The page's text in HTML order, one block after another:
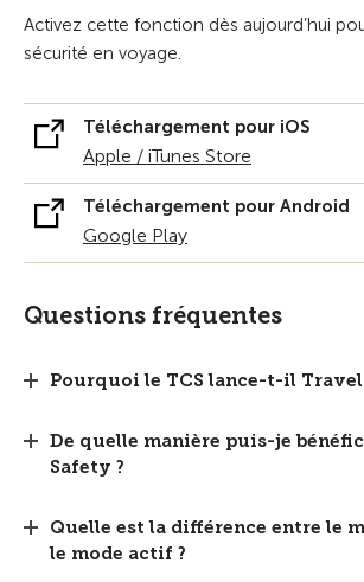
Activez cette fonction dès aujourd’hui
sécurité en voyage.
Téléchargement pour iOS
Apple / iTunes Store
Téléchargement pour Android
Google Play
Questions fréquentes
Pourquoi le TCS lance-t-il Travel
De quelle manière puis-je
Safety ?
Quelle est la différence entre le
le mode actif ?